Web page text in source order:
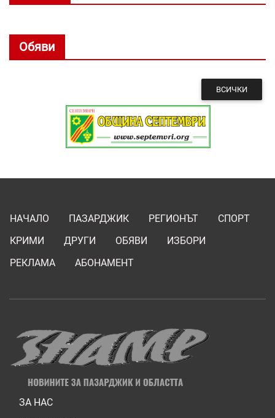
Обяви
ВСИЧКИ
НАЧАЛО ПАЗАРДЖИК РЕГИОНЪТ
СПОРТ
КРИМИ
ДРУГИ ОБЯВИ
ИЗБОРИ
РЕКЛАМА
АБОНАМЕНТ
ЗА НАС